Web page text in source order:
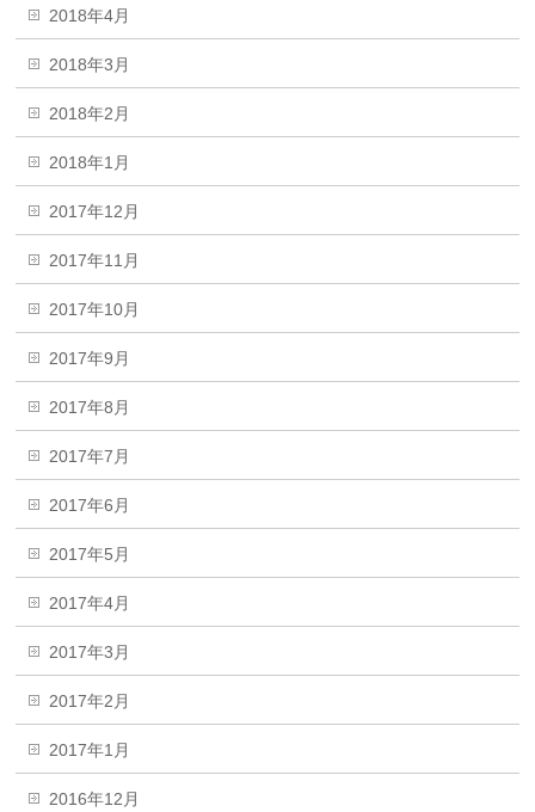
2018年4月
2018年3月
2018年2月
2018年1月
2017年12月
2017年11月
2017年10月
2017年9月
2017年8月
2017年7月
2017年6月
2017年5月
2017年4月
2017年3月
2017年2月
2017年1月
2016年12月